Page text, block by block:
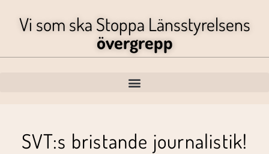
Vi som ska Stoppa Länsstyrelsens
övergrepp
SVT:s bristande journalistik!